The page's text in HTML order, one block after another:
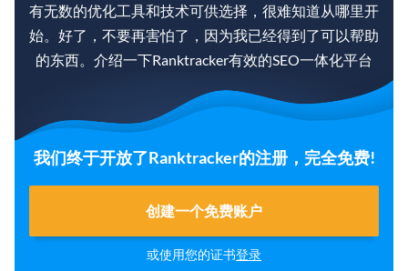
有无数的优化工具和技术可供选择，很难知道从哪里开
始。好了，不要再害怕了，因为我已经得到了可以帮助
的东西。介绍一下Ranktracker有效的SEO一体化平台
我们终于开放了Ranktracker的注册，完全免费!
创建一个免费账户
或使用您的证书登录